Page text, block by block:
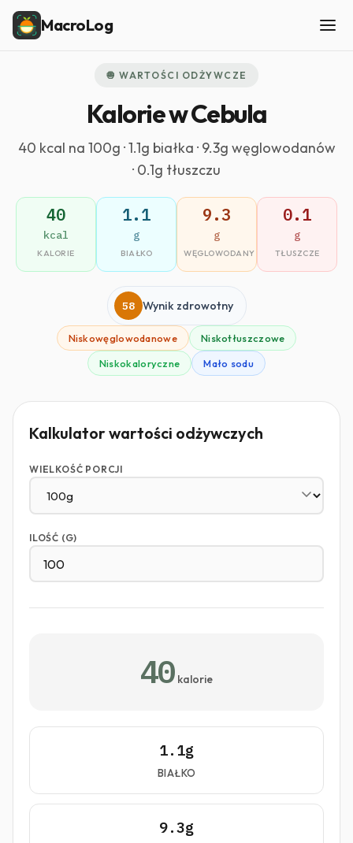
MacroLog
🧅 WARTOŚCI ODŻYWCZE
Kalorie w Cebula
40 kcal na 100g · 1.1g białka · 9.3g węglowodanów
· 0.1g tłuszczu
40
kcal
KALORIE
1.1
g
BIAŁKO
9.3
g
WĘGLOWODANY
0.1
g
TŁUSZCZE
58 Wynik zdrowotny
Niskowęglowodanowe
Niskotłuszczowe
Niskokaloryczne
Mało sodu
Kalkulator wartości odżywczych
WIELKOŚĆ PORCJI
ILOŚĆ (G)
40 kalorie
1.1g
BIAŁKO
9.3g